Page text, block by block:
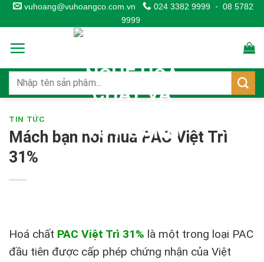
Skip
to
content
vuhoang@vuhoangco.com.vn 024 3382 9999 - 08 5782
9999
TIN TỨC
Mách bạn nơi mua PAC Việt Trì
31%
Hoá chất PAC Việt Trì 31% là một trong loại PAC
đầu tiên được cấp phép chứng nhận của Việt